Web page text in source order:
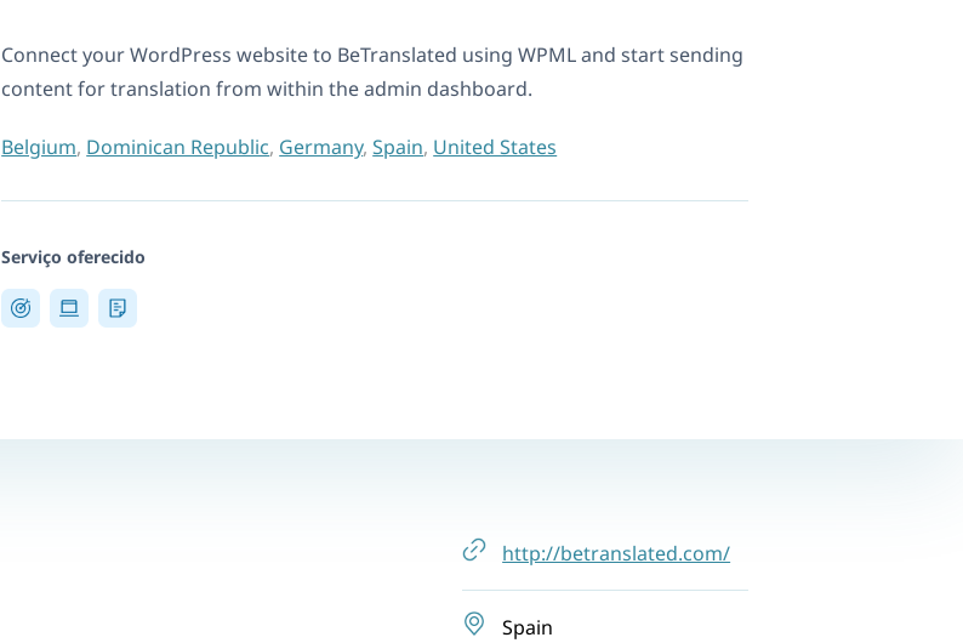
Connect your WordPress website to BeTranslated using WPML and start sending
content for translation from within the admin dashboard.
Belgium, Dominican Republic, Germany,Spain, United States
Serviço oferecido
http://betranslated.com/
Spain